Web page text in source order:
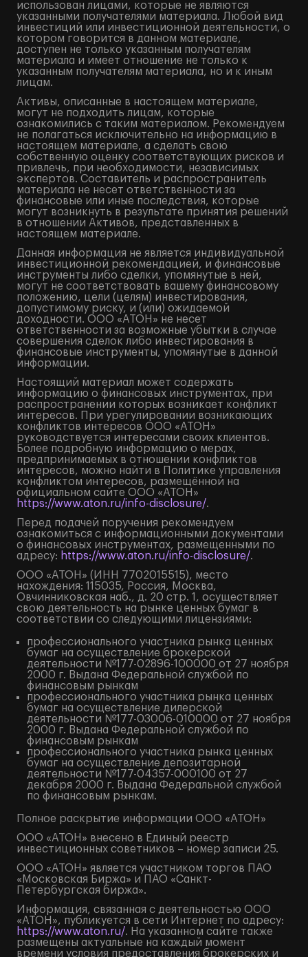
использован лицами, которые не являются
указанными получателями материала. Любой вид
инвестиций или инвестиционной деятельности, о
котором говорится в данном материале,
доступен не только указанным получателям
материала и имеет отношение не только к
указанным получателям материала, но и к иным
лицам.
Активы, описанные в настоящем материале,
могут не подходить лицам, которые
ознакомились с таким материалом. Рекомендуем
не полагаться исключительно на информацию в
настоящем материале, а сделать свою
собственную оценку соответствующих рисков и
привлечь, при необходимости, независимых
экспертов. Составитель и распространитель
материала не несет ответственности за
финансовые или иные последствия, которые
могут возникнуть в результате принятия решений
в отношении Активов, представленных в
настоящем материале.
Данная информация не является индивидуальной
инвестиционной рекомендацией, и финансовые
инструменты либо сделки, упомянутые в ней,
могут не соответствовать вашему финансовому
положению, цели (целям) инвестирования,
допустимому риску, и (или) ожидаемой
доходности. ООО «АТОН» не несет
ответственности за возможные убытки в случае
совершения сделок либо инвестирования в
финансовые инструменты, упомянутые в данной
информации.
Настоящий материал может содержать
информацию о финансовых инструментах, при
распространении которых возникает конфликт
интересов. При урегулировании возникающих
конфликтов интересов ООО «АТОН»
руководствуется интересами своих клиентов.
Более подробную информацию о мерах,
предпринимаемых в отношении конфликтов
интересов, можно найти в Политике управления
конфликтом интересов, размещённой на
официальном сайте ООО «АТОН»
https://www.aton.ru/info-disclosure/.
Перед подачей поручения рекомендуем
ознакомиться с информационными документами
о финансовых инструментах, размещенными по
адресу: https://www.aton.ru/info-disclosure/.
ООО «АТОН» (ИНН 7702015515), место
нахождения: 115035, Россия, Москва,
Овчинниковская наб., д. 20 стр. 1, осуществляет
свою деятельность на рынке ценных бумаг в
соответствии со следующими лицензиями:
профессионального участника рынка ценных
бумаг на осуществление брокерской
деятельности №177-02896-100000 от 27 ноября
2000 г. Выдана Федеральной службой по
финансовым рынкам
профессионального участника рынка ценных
бумаг на осуществление дилерской
деятельности №177-03006-010000 от 27 ноября
2000 г. Выдана Федеральной службой по
финансовым рынкам
профессионального участника рынка ценных
бумаг на осуществление депозитарной
деятельности №177-04357-000100 от 27
декабря 2000 г. Выдана Федеральной службой
по финансовым рынкам.
Полное раскрытие информации ООО «АТОН»
ООО «АТОН» внесено в Единый реестр
инвестиционных советников – номер записи 25.
ООО «АТОН» является участником торгов ПАО
«Московская Биржа» и ПАО «Санкт-
Петербургская биржа».
Информация, связанная с деятельностью ООО
«АТОН», публикуется в сети Интернет по адресу:
https://www.aton.ru/. На указанном сайте также
размещены актуальные на каждый момент
времени условия предоставления брокерских и